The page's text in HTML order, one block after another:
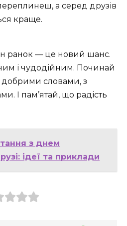
а серед друзів
краще.
ранок — це новий шанс.
і чудодійним. Починай
добрими словами, з
І пам’ятай, що радість
з днем
ідеї та приклади